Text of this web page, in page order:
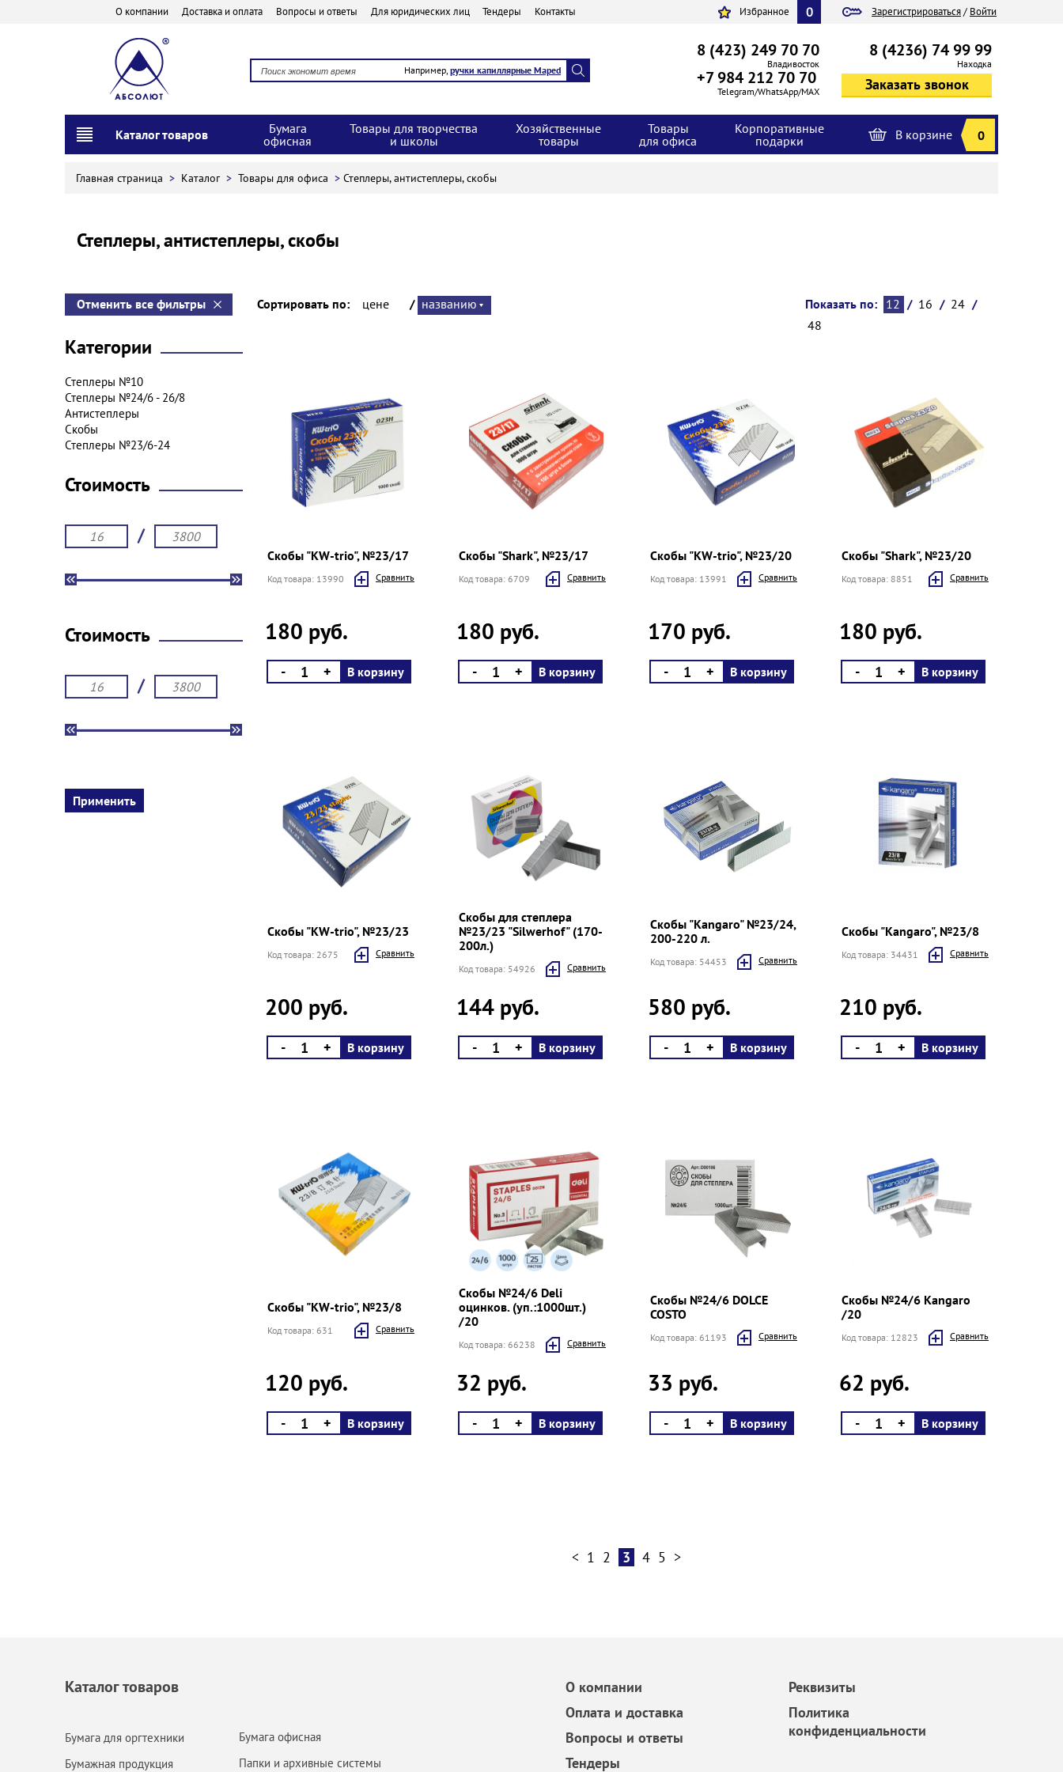
О компании Доставка и оплата Вопросы и ответы Для юридических лиц Тендеры Контакты Зарегистрироваться/ Войти
Избранное 0
Например, ручки капиллярные Maped
8 (423) 249 70 70
Владивосток
+7 984 212 70 70
Telegram/WhatsApp/MAX
8 (4236) 74 99 99
Находка
Каталог товаров
Бумага
офисная
Товары для творчества
и школы
Хозяйственные
товары
Товары
для офиса
Корпоративные
подарки
В корзине 0
Главная страница > Каталог > Товары для офиса > Степлеры, антистеплеры, скобы
Степлеры, антистеплеры, скобы
Отменить все фильтры Сортировать по: цене / названию Показать по: 12 / 16 / 24 /
48
Категории
Степлеры №10
Степлеры №24/6 - 26/8
Антистеплеры
Скобы
Степлеры №23/6-24
Стоимость
/
Стоимость
/
Скобы "KW-trio", №23/17
Код товара: 13990 Cравнить
180 руб.
- + В корзину
Скобы "Shark", №23/17
Код товара: 6709 Cравнить
180 руб.
- + В корзину
Скобы "KW-trio", №23/20
Код товара: 13991 Cравнить
170 руб.
- + В корзину
Скобы "Shark", №23/20
Код товара: 8851 Cравнить
180 руб.
- + В корзину
Скобы "KW-trio", №23/23
Код товара: 2675 Cравнить
200 руб.
- + В корзину
Скобы для степлера
№23/23 "Silwerhof" (170-
200л.)
Код товара: 54926 Cравнить
144 руб.
- + В корзину
Скобы "Kangaro" №23/24,
200-220 л.
Код товара: 54453 Cравнить
580 руб.
- + В корзину
Скобы "Kangaro", №23/8
Код товара: 34431 Cравнить
210 руб.
- + В корзину
Скобы "KW-trio", №23/8
Код товара: 631 Cравнить
120 руб.
- + В корзину
Скобы №24/6 Deli
оцинков. (уп.:1000шт.)
/20
Код товара: 66238 Cравнить
32 руб.
- + В корзину
Скобы №24/6 DOLCE
COSTO
Код товара: 61193 Cравнить
33 руб.
- + В корзину
Скобы №24/6 Kangaro
/20
Код товара: 12823 Cравнить
62 руб.
- + В корзину
< 1 2 3 4 5 >
Каталог товаров
Бумага для оргтехники
Бумажная продукция
Бумага офисная
Папки и архивные системы
О компании
Оплата и доставка
Вопросы и ответы
Тендеры
Реквизиты
Политика
конфиденциальности